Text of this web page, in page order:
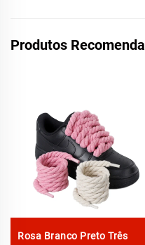
Produtos
Rosa Branco Preto Três